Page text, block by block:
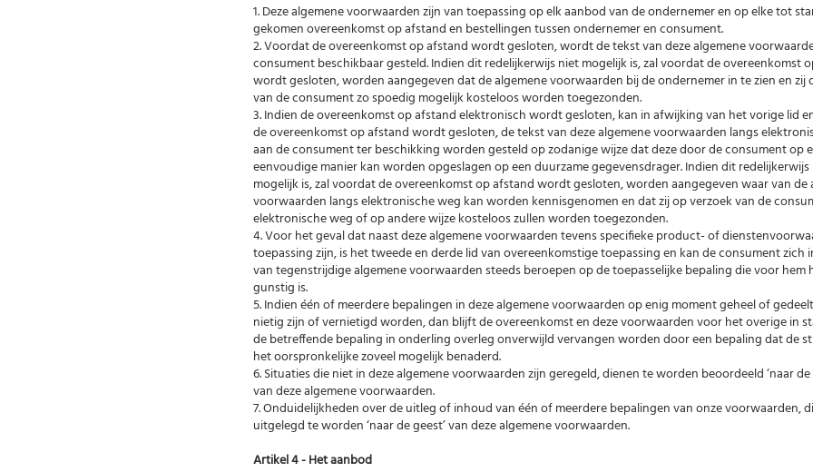
1. Deze algemene voorwaarden zijn van toepassing op elk aanbod van de ondernemer en op elke tot
gekomen overeenkomst op afstand en bestellingen tussen ondernemer en consument.
2. Voordat de overeenkomst op afstand wordt gesloten, wordt de tekst van deze algemene
consument beschikbaar gesteld. Indien dit redelijkerwijs niet mogelijk is, zal voordat de overeenkomst
wordt gesloten, worden aangegeven dat de algemene voorwaarden bij de ondernemer in te zien en zij
van de consument zo spoedig mogelijk kosteloos worden toegezonden.
3. Indien de overeenkomst op afstand elektronisch wordt gesloten, kan in afwijking van het vorige lid
de overeenkomst op afstand wordt gesloten, de tekst van deze algemene voorwaarden langs
aan de consument ter beschikking worden gesteld op zodanige wijze dat deze door de consument op
eenvoudige manier kan worden opgeslagen op een duurzame gegevensdrager. Indien dit
mogelijk is, zal voordat de overeenkomst op afstand wordt gesloten, worden aangegeven waar van de
voorwaarden langs elektronische weg kan worden kennisgenomen en dat zij op verzoek van de
elektronische weg of op andere wijze kosteloos zullen worden toegezonden.
4. Voor het geval dat naast deze algemene voorwaarden tevens specifieke product- of
toepassing zijn, is het tweede en derde lid van overeenkomstige toepassing en kan de consument zich
van tegenstrijdige algemene voorwaarden steeds beroepen op de toepasselijke bepaling die voor hem
gunstig is.
5. Indien één of meerdere bepalingen in deze algemene voorwaarden op enig moment geheel of
nietig zijn of vernietigd worden, dan blijft de overeenkomst en deze voorwaarden voor het overige in
de betreffende bepaling in onderling overleg onverwijld vervangen worden door een bepaling dat de
het oorspronkelijke zoveel mogelijk benaderd.
6. Situaties die niet in deze algemene voorwaarden zijn geregeld, dienen te worden beoordeeld ‘naar de
van deze algemene voorwaarden.
7. Onduidelijkheden over de uitleg of inhoud van één of meerdere bepalingen van onze voorwaarden,
uitgelegd te worden ‘naar de geest’ van deze algemene voorwaarden.
Artikel 4 - Het aanbod